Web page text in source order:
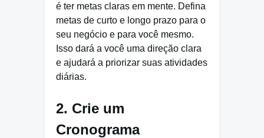
é ter metas claras em mente. Defina
metas de curto e longo prazo para o
seu negócio e para você mesmo.
Isso dará a você uma direção clara
e ajudará a priorizar suas atividades
diárias.
2. Crie um
Cronograma